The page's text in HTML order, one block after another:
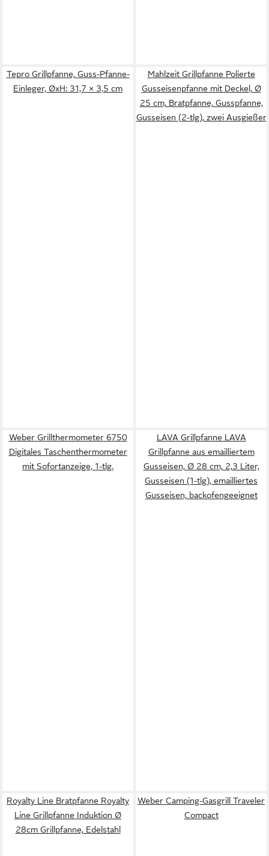
Tepro Grillpfanne, Guss-Pfanne-
Einleger, ØxH: 31,7 × 3,5 cm
Mahlzeit Grillpfanne Polierte
Gusseisenpfanne mit Deckel, Ø
25 cm, Bratpfanne, Gusspfanne,
Gusseisen (2-tlg), zwei Ausgießer
Weber Grillthermometer 6750
Digitales Taschenthermometer
mit Sofortanzeige, 1-tlg.
LAVA Grillpfanne LAVA
Grillpfanne aus emailliertem
Gusseisen, Ø 28 cm, 2,3 Liter,
Gusseisen (1-tlg), emailliertes
Gusseisen, backofengeeignet
Royalty Line Bratpfanne Royalty
Line Grillpfanne Induktion Ø
28cm Grillpfanne, Edelstahl
Weber Camping-Gasgrill Traveler
Compact